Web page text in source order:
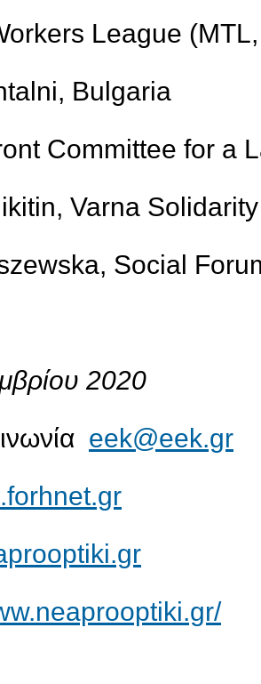
League
Bulgaria
Committee for a
Varna
Social
2020
eek@eek.gr